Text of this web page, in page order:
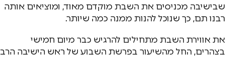
שבישיבה מכניסים את השבת מוקדם מאוד, ומוציאים אותה
רבנו תם, כך שנוכל להנות ממנה כמה שיותר.
את אווירת השבת מתחילים להרגיש כבר מיום חמישי
בצהרים, החל מהשיעור בפרשת השבוע של ראש הישיבה הרב